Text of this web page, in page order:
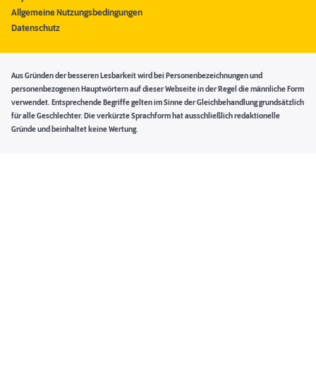
Allgemeine Nutzungsbedingungen
Datenschutz
Aus Gründen der besseren Lesbarkeit wird bei Personenbezeichnungen und
personenbezogenen Hauptwörtern auf dieser Webseite in der Regel die männliche Form
verwendet. Entsprechende Begriffe gelten im Sinne der Gleichbehandlung grundsätzlich
für alle Geschlechter. Die verkürzte Sprachform hat ausschließlich redaktionelle
Gründe und beinhaltet keine Wertung.